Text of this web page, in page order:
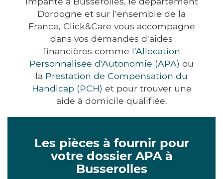
Dordogne et sur l'ensemble de la
France, Click&Care vous accompagne
dans vos demandes d'aides
financières comme l'Allocation
Personnalisée d'Autonomie (APA) ou
la Prestation de Compensation du
Handicap (PCH) et pour trouver une
aide à domicile qualifiée.
Les pièces à fournir pour
votre dossier APA à
Busserolles